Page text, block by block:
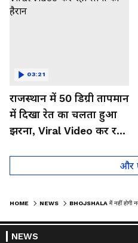
राजस्थान में 50 डिग्री तापमान
में दिखा रेत का चलता हुआ
झरना, Viral Video कर रहा
03:21
और
HOME NEWS
NEWS